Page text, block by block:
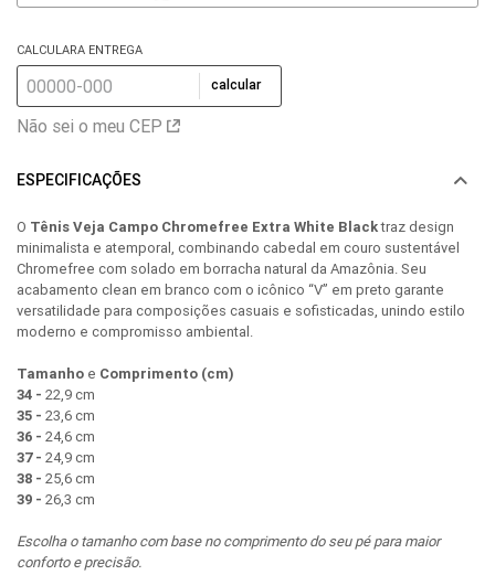
CALCULARA ENTREGA
calcular
Não sei o meu CEP
ESPECIFICAÇÕES
O Tênis Veja Campo Chromefree Extra White Blacktraz design
minimalista e atemporal, combinando cabedal em couro sustentável
Chromefree com solado em borracha natural da Amazônia. Seu
acabamento clean em branco com o icônico “V” em preto garante
versatilidade para composições casuais e sofisticadas, unindo estilo
moderno e compromisso ambiental.
Tamanho e Comprimento (cm)
34 - 22,9 cm
35 - 23,6 cm
36 - 24,6 cm
37 - 24,9 cm
38 - 25,6 cm
39 - 26,3 cm
Escolha o tamanho com base no comprimento do seu pé para maior
conforto e precisão.